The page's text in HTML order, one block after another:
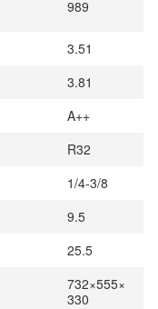
989
3.51
3.81
A++
R32
1/4-3/8
9.5
25.5
732×555×
330